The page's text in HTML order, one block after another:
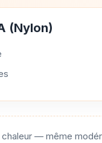
(Nylon)
chaleur — même